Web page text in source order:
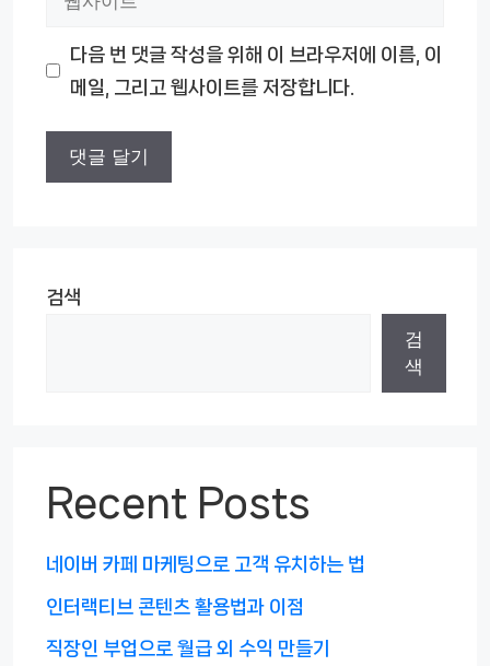
다음 번 댓글 작성을 위해 이 브라우저에 이름, 이
메일, 그리고 웹사이트를 저장합니다.
검색
검
색
Recent Posts
네이버 카페 마케팅으로 고객 유치하는 법
인터랙티브 콘텐츠 활용법과 이점
직장인 부업으로 월급 외 수익 만들기